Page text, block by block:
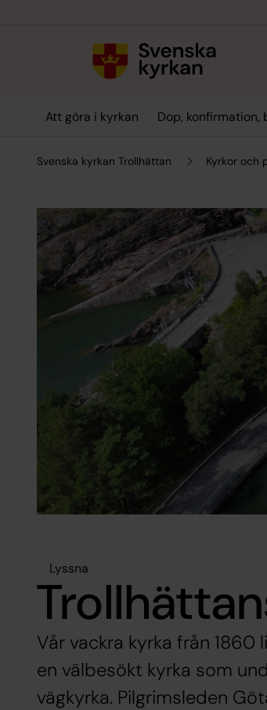
Att göra i kyrkan Dop, konfirmation,
Svenska kyrkan Trollhättan Kyrkor och
Lyssna
Vår vackra kyrka från 1860
en välbesökt kyrka som
vägkyrka. Pilgrimsleden